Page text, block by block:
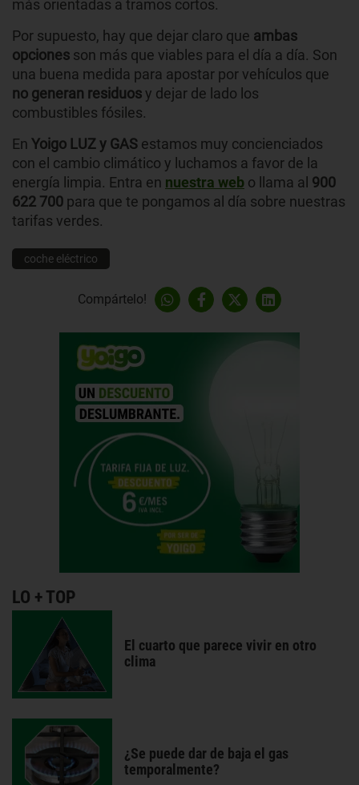
más orientadas a tramos cortos.
Por supuesto, hay que dejar claro que ambas
opciones son más que viables para el día a día. Son
una buena medida para apostar por vehículos que
no generan residuosy dejar de lado los
combustibles fósiles.
En Yoigo LUZ y GAS estamos muy concienciados
con el cambio climático y luchamos a favor de la
energía limpia. Entra en nuestra web o llama al 900
622 700 para que te pongamos al día sobre nuestras
tarifas verdes.
coche eléctrico
Compártelo!
LO + TOP
El cuarto que parece vivir en otro
clima
¿Se puede dar de baja el gas
temporalmente?